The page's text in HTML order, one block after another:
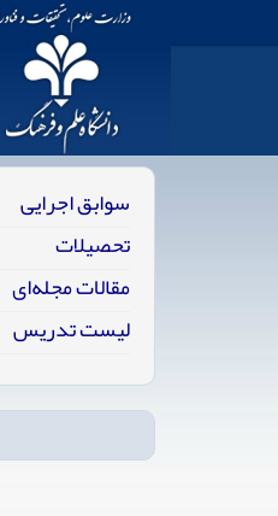
سوابق اجرایی
تحصیلات
مقالات مجله‌ای
لیست تدریس